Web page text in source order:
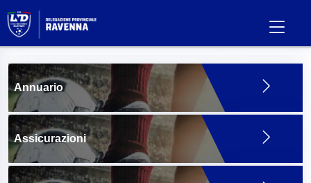
Annuario
Assicurazioni